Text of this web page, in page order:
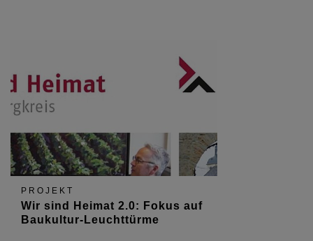
PROJEKT
Wir sind Heimat 2.0: Fokus auf
Baukultur-Leuchttürme